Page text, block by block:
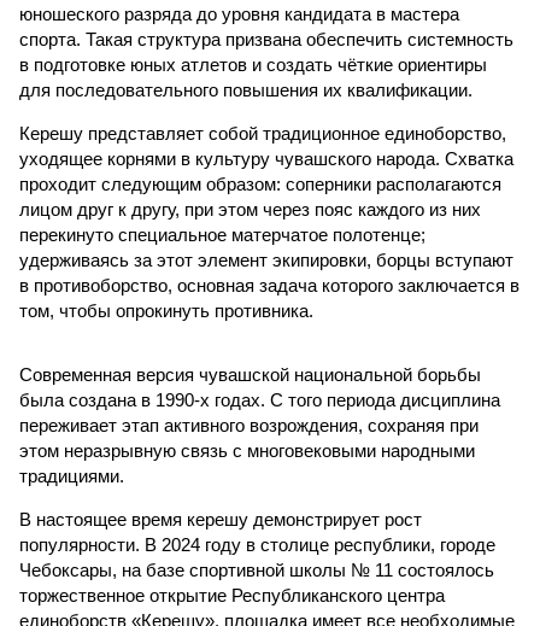
юношеского разряда до уровня кандидата в мастера
спорта. Такая структура призвана обеспечить системность
в подготовке юных атлетов и создать чёткие ориентиры
для последовательного повышения их квалификации.
Керешу представляет собой традиционное единоборство,
уходящее корнями в культуру чувашского народа. Схватка
проходит следующим образом: соперники располагаются
лицом друг к другу, при этом через пояс каждого из них
перекинуто специальное матерчатое полотенце;
удерживаясь за этот элемент экипировки, борцы вступают
в противоборство, основная задача которого заключается в
том, чтобы опрокинуть противника.
Современная версия чувашской национальной борьбы
была создана в 1990-х годах. С того периода дисциплина
переживает этап активного возрождения, сохраняя при
этом неразрывную связь с многовековыми народными
традициями.
В настоящее время керешу демонстрирует рост
популярности. В 2024 году в столице республики, городе
Чебоксары, на базе спортивной школы № 11 состоялось
торжественное открытие Республиканского центра
единоборств «Керешу». площадка имеет все необходимые